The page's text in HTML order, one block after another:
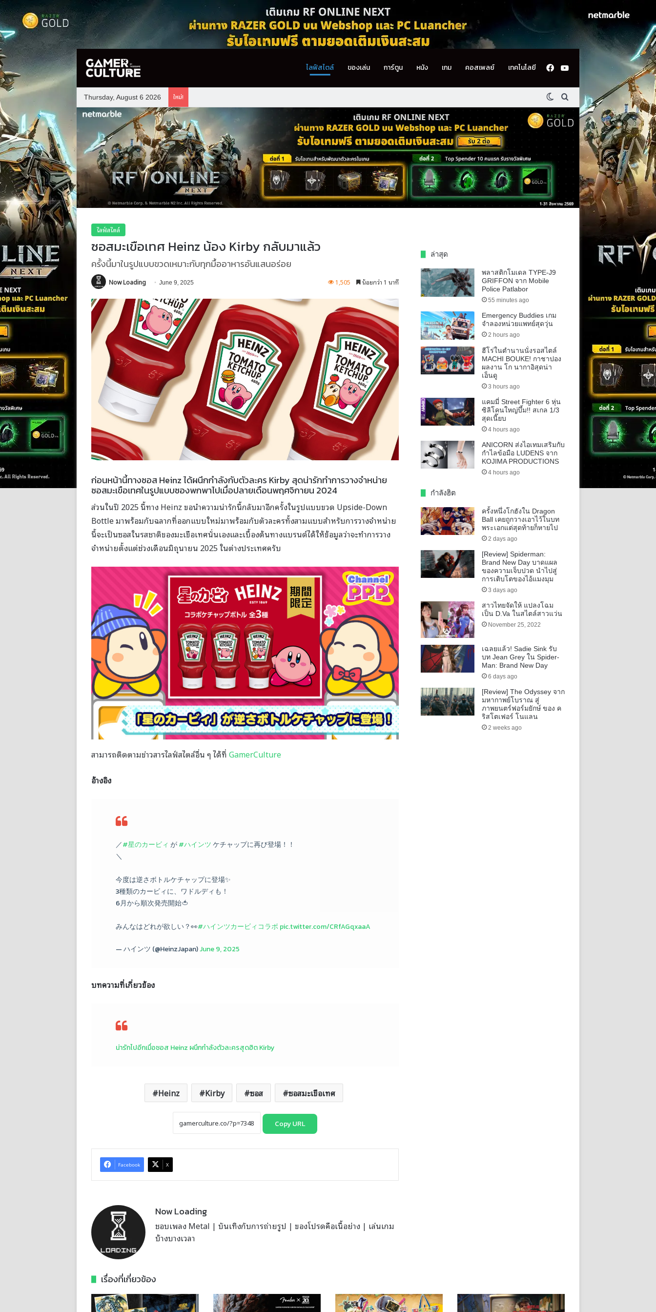
ไลฟ์สไตล์ ของเล่น การ์ตูน หนัง เกม คอสเพลย์ เทคโนโลยี Facebook
YouTube
Thursday, August 6 2026 ใหม่! Switch skin
ค้นหา
ไลฟ์สไตล์
ซอสมะเขือเทศ Heinz น้อง Kirby กลับมาแล้ว
ครั้งนี้มาในรูปแบบขวดเหมาะกับทุกมื้ออาหารอันแสนอร่อย
Now Loading June 9, 2025 1,505 น้อยกว่า 1 นาที
ก่อนหน้านี้ทางซอส Heinz ได้ผนึกกำลังกับตัวละคร Kirby สุดน่ารักทำการวางจำหน่าย
ซอสมะเขือเทศในรูปแบบซองพกพาไปเมื่อปลายเดือนพฤศจิกายน 2024
ส่วนในปี 2025 นี้ทาง Heinz ขอนำความน่ารักนี้กลับมาอีกครั้งในรูปแบบขวด Upside-Down
Bottle มาพร้อมกับฉลากที่ออกแบบใหม่มาพร้อมกับตัวละครทั้งสามแบบสำหรับการวางจำหน่าย
นี้จะเป็นซอสในรสชาติของมะเขือเทศนั่นเองและเบื้องต้นทางแบรนด์ได้ให้ข้อมูลว่าจะทำการวาง
จำหน่ายตั้งแต่ช่วงเดือนมิถุนายน 2025 ในต่างประเทศครับ
สามารถติดตามข่าวสารไลฟ์สไตล์อื่น ๆ ได้ที่GamerCulture
อ้างอิง
／​#星のカービィ が#ハインツケチャップに再び登場！！
＼​
今度は逆さボトルケチャップに登場✨
3種類のカービィに、ワドルディも！
6月から順次発売開始🍅
みんなはどれが欲しい？👀#ハインツカービィコラボ pic.twitter.com/CRfAGqxaaA
— ハインツ (@HeinzJapan)June 9, 2025
บทความที่เกี่ยวข้อง
น่ารักไปอีกเมื่อซอส Heinz ผนึกกำลังตัวละครสุดฮิต Kirby
Heinz Kirby ซอส ซอสมะเขือเทศ
Copy URL
Facebook X
Now Loading
ชอบเพลง Metal | บันเทิงกับการถ่ายรูป | ของโปรดคือเนื้อย่าง | เล่นเกม
บ้างบางเวลา
ล่าสุด
พลาสติกโมเดล TYPE-J9
GRIFFON จาก Mobile
Police Patlabor
55 minutes ago
Emergency Buddies เกม
จำลองหน่วยแพทย์สุดวุ่น
2 hours ago
ฮีโร่ในตำนานนั่งรอสไตล์
MACHI BOUKE! กาชาปอง
ผลงาน โก นากาอิสุดน่า
เอ็นดู
3 hours ago
แคมมี่ Street Fighter 6 หุ่น
ซิลิโคนใหญ่บึ้ม!! สเกล 1/3
สุดเนี๊ยบ
4 hours ago
ANICORN ส่งไอเทมเสริมกับ
กำไลข้อมือ LUDENS จาก
KOJIMA PRODUCTIONS
4 hours ago
กำลังฮิต
ครั้งหนึ่งโกฮังใน Dragon
Ball เคยถูกวางเอาไว้ในบท
พระเอกแต่สุดท้ายก็หายไป
2 days ago
[Review] Spiderman:
Brand New Day บาดแผล
ของความเจ็บปวด นำไปสู่
การเติบโตของไอ้แมงมุม
3 days ago
สาวไทยจัดให้ แปลงโฉม
เป็น D.Va ในสไตล์สาวแว่น
November 25, 2022
เฉลยแล้ว! Sadie Sink รับ
บท Jean Grey ใน Spider-
Man: Brand New Day
6 days ago
[Review] The Odyssey จาก
มหากาพย์โบราณ สู่
ภาพยนตร์ฟอร์มยักษ์ ของ ค
ริสโตเฟอร์ โนแลน
2 weeks ago
เรื่องที่เกี่ยวข้อง